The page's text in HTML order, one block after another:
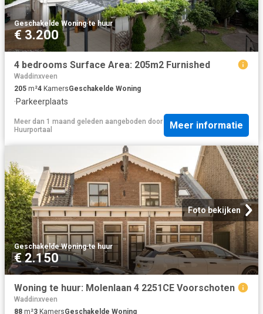
Geschakelde Woning·te huur
€ 3.200
4 bedrooms Surface Area: 205m2 Furnished
Waddinxveen
205 m²4 KamersGeschakelde Woning
·Parkeerplaats
Meer dan 1 maand geleden aangeboden door
Huurportaal
Meer informatie
Foto bekijken
Geschakelde Woning·te huur
€ 2.150
Woning te huur: Molenlaan 4 2251CE Voorschoten
Waddinxveen
88 m²3 KamersGeschakelde Woning